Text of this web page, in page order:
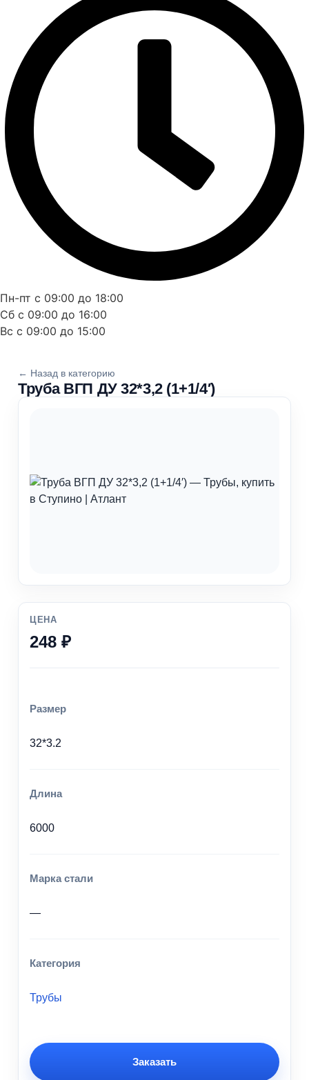
Пн-пт с 09:00 до 18:00
Сб с 09:00 до 16:00
Вс с 09:00 до 15:00
← Назад в категорию
Труба ВГП ДУ 32*3,2 (1+1/4′)
ЦЕНА
248 ₽
Размер
32*3.2
Длина
6000
Марка стали
—
Категория
Трубы
Заказать